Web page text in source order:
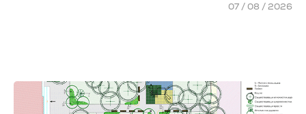
07 / 08 / 2026